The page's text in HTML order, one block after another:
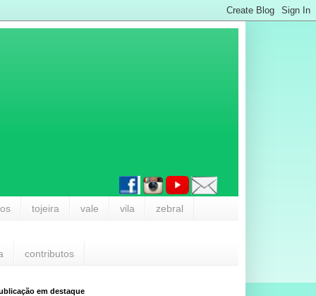
tojeira vale vila zebral
contributos
em destaque